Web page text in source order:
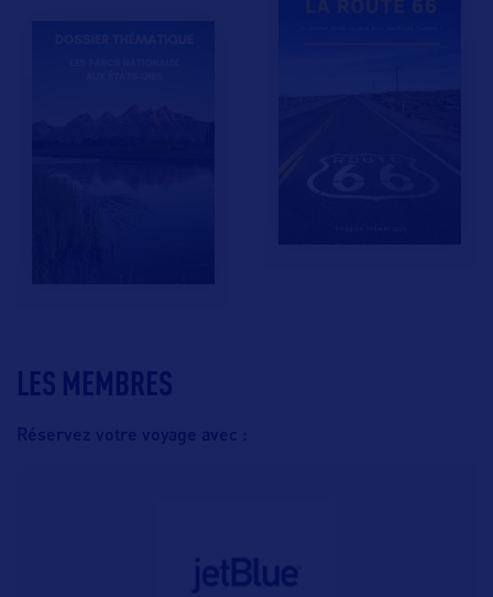
LES MEMBRES
Réservez votre voyage avec :